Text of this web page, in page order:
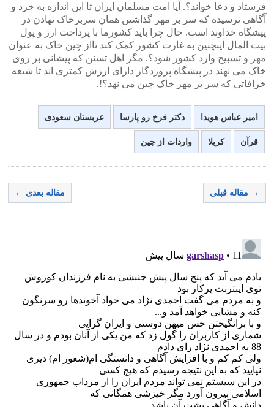
فرستاد و دعا خواند؟. آیا امت مسلمان ایران تا این اندازه به خرد و
آگاهی نرسیده که سر بر مهر گذاشتن همان سربرخاک نهادن در
پیشگاه خداوند است. حال چرا باید کشورما با پرداخت ارز و پول
بیت المال اینچنین به غارت کشور کمک کند تااز چین خاک به عنوان
مهر و تسبیح وارد کشور شود؟. مگر اهل تسنن که پیشانی بر روی
خاک می نهند در پیشگاه پروردگار دارای ارزش کمتری اند تا شیعه
خرافاتی که سر بر مهر خاک چین می نهد؟!.
امیر عباس هویدا دکتر فرخ رو پارسا عربستان سعودی
قرآن کربلا واردات از چین
→ مقاله قبلی مقاله بعدی ←